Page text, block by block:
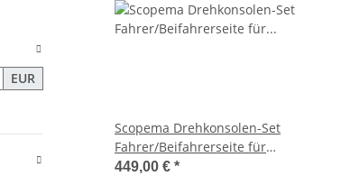
Scopema Drehkonsolen-Set
Fahrer/Beifahrerseite für
Jumper / Ducato / Boxer X250 -
449,00 € *
EUR